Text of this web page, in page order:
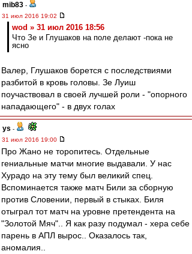
mib83 -
31 июл 2016 19:02
wod » 31 июл 2016 18:56
Что Зе и Глушаков на поле делают -пока не
ясно
Валер, Глушаков борется с последствиями
разбитой в кровь головы. Зе Луиш
поучаствовал в своей лучшей роли - "опорного
нападающего" - в двух голах
ys -
31 июл 2016 19:00
Про Жано не торопитесь. Отдельные
гениальные матчи многие выдавали. У нас
Хурадо на эту тему был великий спец.
Вспоминается также матч Били за сборную
против Словении, первый в стыках. Биля
отыграл тот матч на уровне претендента на
"Золотой Мяч".. Я как разу подумал - хера себе
парень в АПЛ вырос.. Оказалось так,
аномалия..